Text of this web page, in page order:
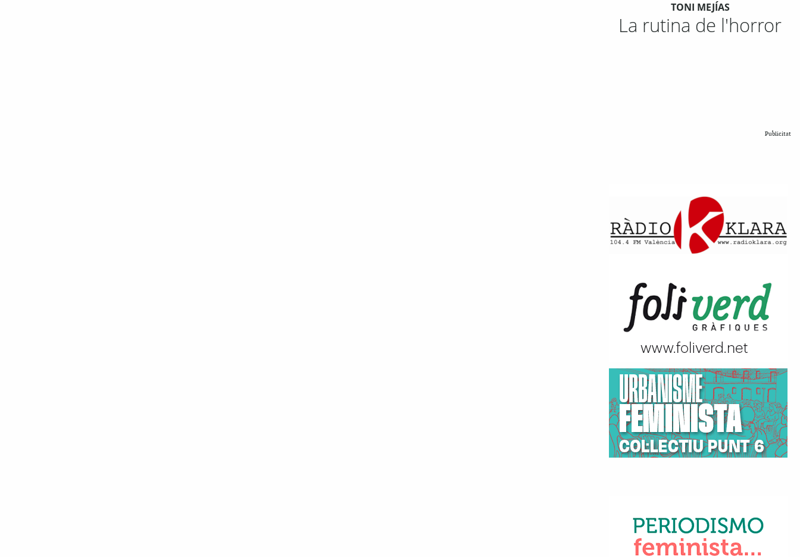
TONI MEJÍAS
La rutina de l'horror
Publicitat